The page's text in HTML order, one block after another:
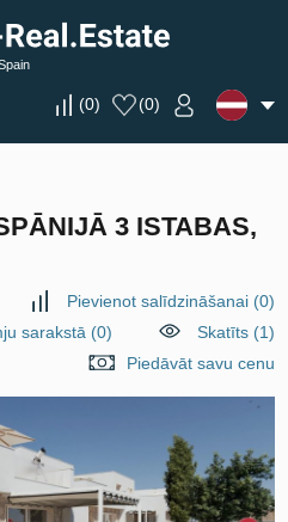
(0) (0)
3 ISTABAS,
Pievienot salīdzināšanai(0)
sarakstā (0)
Skatīts (1)
Piedāvāt savu cenu